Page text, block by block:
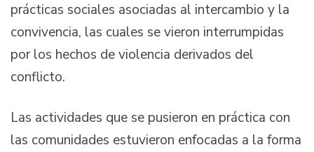
prácticas sociales asociadas al intercambio y la
convivencia, las cuales se vieron interrumpidas
por los hechos de violencia derivados del
conflicto.
Las actividades que se pusieron en práctica con
las comunidades estuvieron enfocadas a la forma